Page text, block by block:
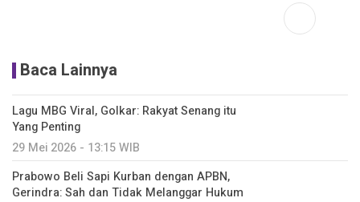
Baca Lainnya
Lagu MBG Viral, Golkar: Rakyat Senang itu
Yang Penting
29 Mei 2026 - 13:15 WIB
Prabowo Beli Sapi Kurban dengan APBN,
Gerindra: Sah dan Tidak Melanggar Hukum